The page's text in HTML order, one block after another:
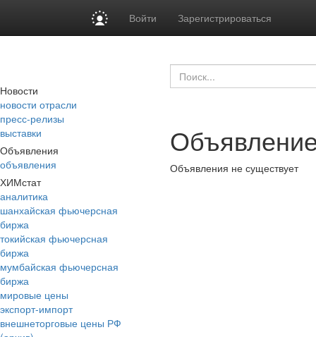
Войти Зарегистрироваться
Новости
новости отрасли
пресс-релизы
выставки
Объявления
объявления
ХИМстат
аналитика
шанхайская фьючерсная
биржа
токийская фьючерсная
биржа
мумбайская фьючерсная
биржа
мировые цены
экспорт-импорт
внешнеторговые цены РФ
Объявления не существует